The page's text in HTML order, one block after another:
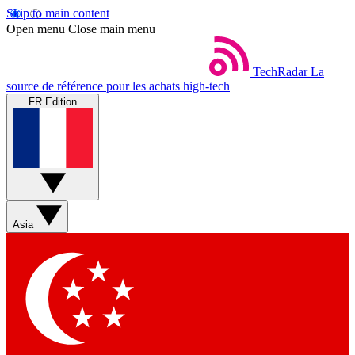
Skip to main content
Open menu Close main menu
TechRadar La
source de référence pour les achats high-tech
FR Edition
Asia